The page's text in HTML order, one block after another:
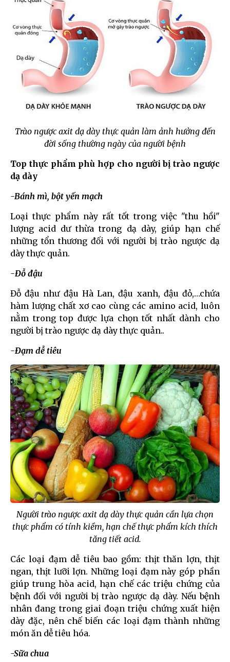
Trào ngược axit dạ dày thực quản làm ảnh hưởng đến
đời sống thường ngày của người bệnh
Top thực phẩm phù hợp cho người bị trào ngược
dạ dày
-Bánh mì, bột yến mạch
Loại thực phẩm này rất tốt trong việc "thu hồi"
lượng acid dư thừa trong dạ dày, giúp hạn chế
những tổn thương đối với người bị trào ngược dạ
dày thực quản.
-Đỗ đậu
Đỗ đậu như đậu Hà Lan, đậu xanh, đậu đỏ,…chứa
hàm lượng chất xơ cao cùng các amino acid, luôn
nằm trong top được lựa chọn tốt nhất dành cho
người bị trào ngược dạ dày thực quản..
-Đạm dễ tiêu
Người trào ngược axit dạ dày thực quản cần lựa chọn
thực phẩm có tính kiềm, hạn chế thực phẩm kích thích
tăng tiết acid.
Các loại đạm dễ tiêu bao gồm: thịt thăn lợn, thịt
ngan, thịt lưỡi lợn. Những loại đạm này góp phần
giúp trung hòa acid, hạn chế các triệu chứng của
bệnh đối với người bị trào ngược dạ dày. Nếu bệnh
nhân đang trong giai đoạn triệu chứng xuất hiện
dày đặc, nên chế biến các loại đạm thành những
món ăn dễ tiêu hóa.
-Sữa chua